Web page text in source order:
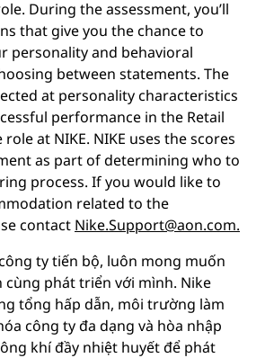
During the assessment, you’ll
that give you the chance to
personality and behavioral
between statements. The
at personality characteristics
performance in the Retail
at NIKE. NIKE uses the scores
as part of determining who to
process. If you would like to
related to the
contact Nike.Support@aon.com.
ty tiến bộ, luôn mong muốn
cùng phát triển với mình. Nike
tổng hấp dẫn, môi trường làm
công ty đa dạng và hòa nhập
khí đầy nhiệt huyết để phát